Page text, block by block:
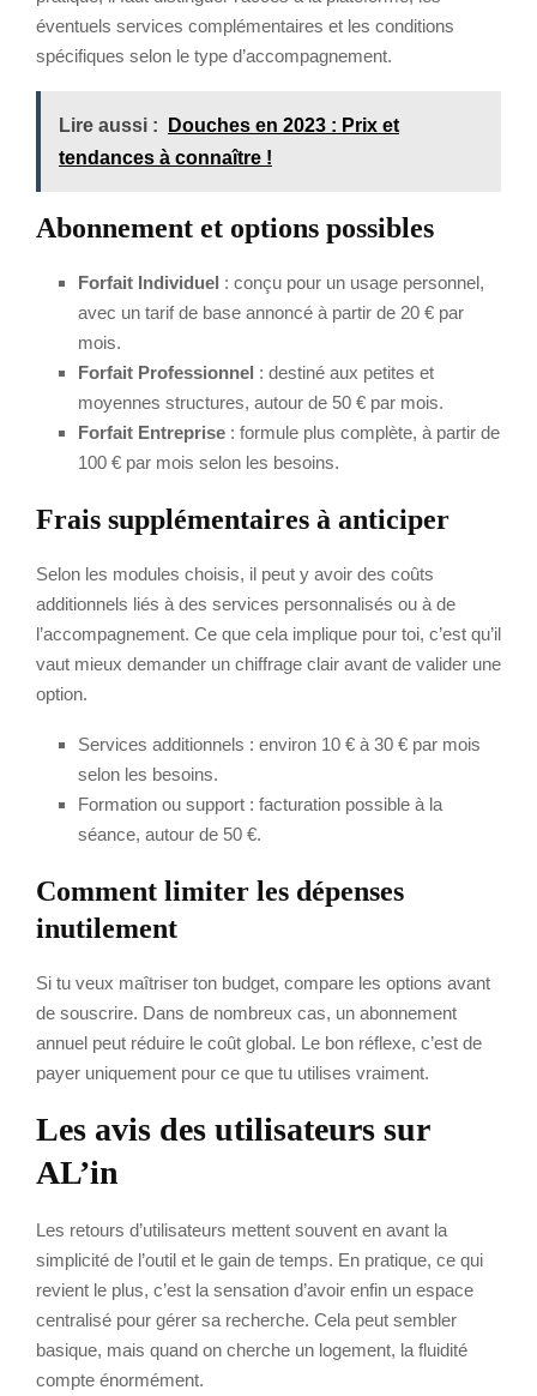
éventuels services complémentaires et les conditions
spécifiques selon le type d’accompagnement.
Lire aussi :
Douches en 2023 : Prix et
tendances à connaître !
Abonnement et options possibles
Forfait Individuel : conçu pour un usage personnel,
avec un tarif de base annoncé à partir de 20 € par
mois.
Forfait Professionnel : destiné aux petites et
moyennes structures, autour de 50 € par mois.
Forfait Entreprise : formule plus complète, à partir de
100 € par mois selon les besoins.
Frais supplémentaires à anticiper
Selon les modules choisis, il peut y avoir des coûts
additionnels liés à des services personnalisés ou à de
l’accompagnement. Ce que cela implique pour toi, c’est qu’il
vaut mieux demander un chiffrage clair avant de valider une
option.
Services additionnels : environ 10 € à 30 € par mois
selon les besoins.
Formation ou support : facturation possible à la
séance, autour de 50 €.
Comment limiter les dépenses
inutilement
Si tu veux maîtriser ton budget, compare les options avant
de souscrire. Dans de nombreux cas, un abonnement
annuel peut réduire le coût global. Le bon réflexe, c’est de
payer uniquement pour ce que tu utilises vraiment.
Les avis des utilisateurs sur
AL’in
Les retours d’utilisateurs mettent souvent en avant la
simplicité de l’outil et le gain de temps. En pratique, ce qui
revient le plus, c’est la sensation d’avoir enfin un espace
centralisé pour gérer sa recherche. Cela peut sembler
basique, mais quand on cherche un logement, la fluidité
compte énormément.